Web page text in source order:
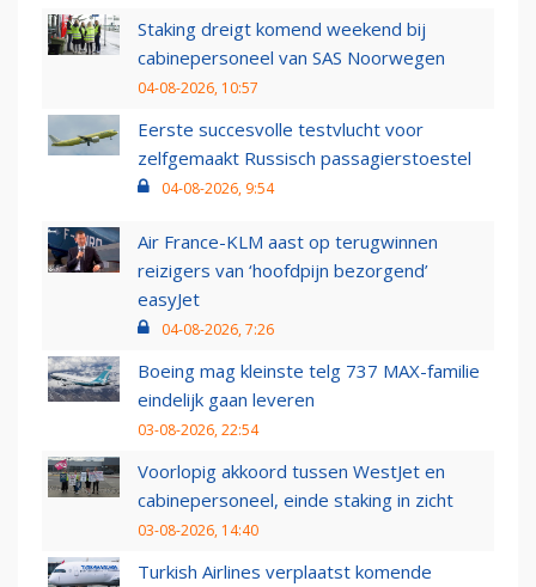
Staking dreigt komend weekend bij
cabinepersoneel van SAS Noorwegen
04-08-2026, 10:57
Eerste succesvolle testvlucht voor
zelfgemaakt Russisch passagierstoestel
04-08-2026, 9:54
Air France-KLM aast op terugwinnen
reizigers van ‘hoofdpijn bezorgend’
easyJet
04-08-2026, 7:26
Boeing mag kleinste telg 737 MAX-familie
eindelijk gaan leveren
03-08-2026, 22:54
Voorlopig akkoord tussen WestJet en
cabinepersoneel, einde staking in zicht
03-08-2026, 14:40
Turkish Airlines verplaatst komende